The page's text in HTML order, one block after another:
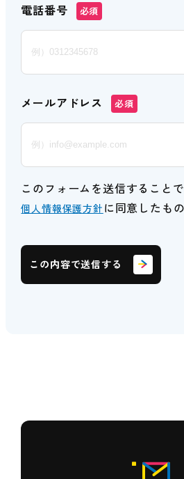
電話番号 必須
メールアドレス 必須
このフォームを送信することで
個人情報保護方針 に同意したも
この内容で送信する